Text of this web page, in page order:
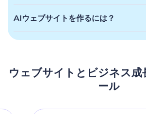
デルを提供しています。無料でウェブサイ
できますが、サブスクリプションによって
AIウェブサイトを作るには？
ネスの種類、名前、主要なキーワードをお
オンラインプレゼンスを確立しましょう！
ウェブサイトとビジネス成
ール